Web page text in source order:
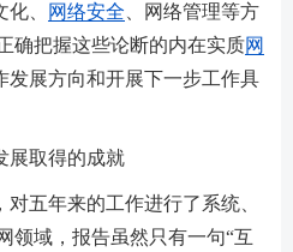
、
网络安全 、网络管理等方
确把握这些论断的内在实质网
发展方向和开展下一步工作具
展取得的成就
五年来的工作进行了系统、
领域，报告虽然只有一句“互